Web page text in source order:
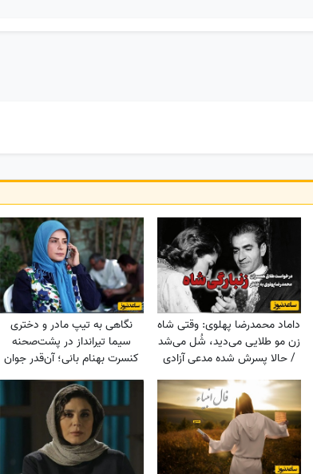
داماد محمدرضا پهلوی: وقتی شاه
زن مو طلایی می‌دید، شُل می‌شد
/ حالا پسرش شده مدعی آزادی
زنان!!!
نگاهی به تیپ مادر و دختری
سیما تیرانداز در پشت‌صحنه
کنسرت بهنام بانی؛ آن‌قدر جوان
که همه گفتند خواهرش است! +
عکس